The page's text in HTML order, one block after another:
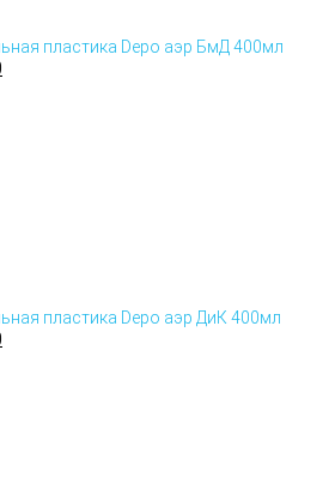
пластика Depo аэр БмД 400мл
пластика Depo аэр ДиК 400мл